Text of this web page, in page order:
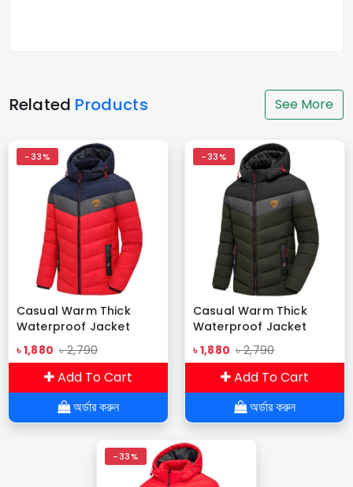
Related Products See More
-33%
Casual Warm Thick
Waterproof Jacket
Army-01
৳ 1,880 ৳ 2,790
Add To Cart
অর্ডার করুন
-33%
Casual Warm Thick
Waterproof Jacket
Army-04
৳ 1,880 ৳ 2,790
Add To Cart
অর্ডার করুন
-33%